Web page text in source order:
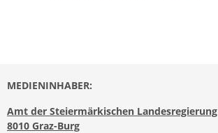
MEDIENINHABER:
Amt der Steiermärkischen Landesregierung
8010 Graz-Burg